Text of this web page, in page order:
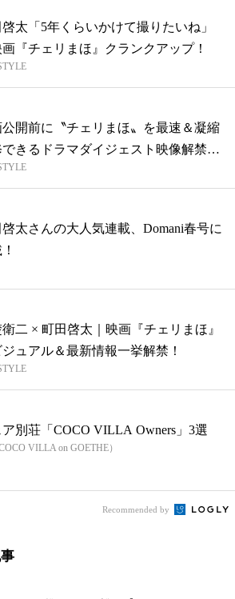
太「5年くらいかけて撮りたいね」
画『チェリまほ』クランクアップ！
公開前に〝チェリまほ〟を最速＆凝縮
できるドラマダイジェスト映像解禁
...
太さんの大人気連載、Domani春号に
二 × 町田啓太｜映画『チェリまほ』
ュアル＆最新情報一挙解禁！
ア別荘「COCO VILLA Owners」3選
VILLA on GOETHE）
Recommended by